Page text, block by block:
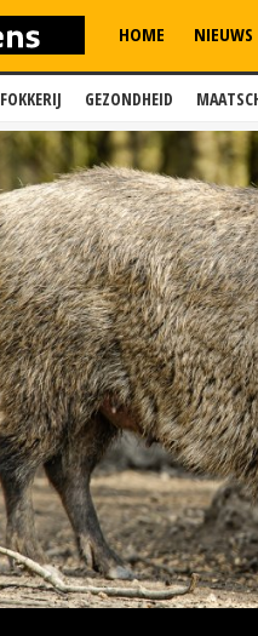
FOKKERIJ GEZONDHEID
HOME NIEUWS